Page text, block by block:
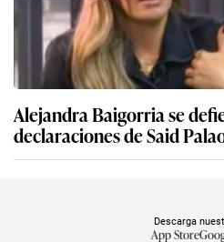
Alejandra Baigorria se
declaraciones de Said
Descarga
App Store